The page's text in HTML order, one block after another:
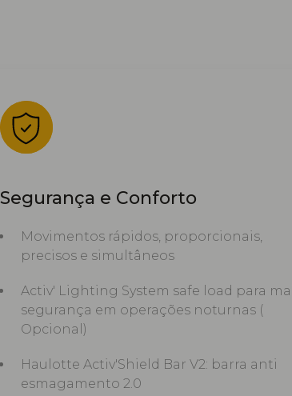
Segurança e Conforto
Movimentos rápidos, proporcionais,
precisos e simultâneos
Activ' Lighting System safe load para
segurança em operações noturnas (
Opcional)
Haulotte Activ'Shield Bar V2: barra anti
esmagamento 2.0